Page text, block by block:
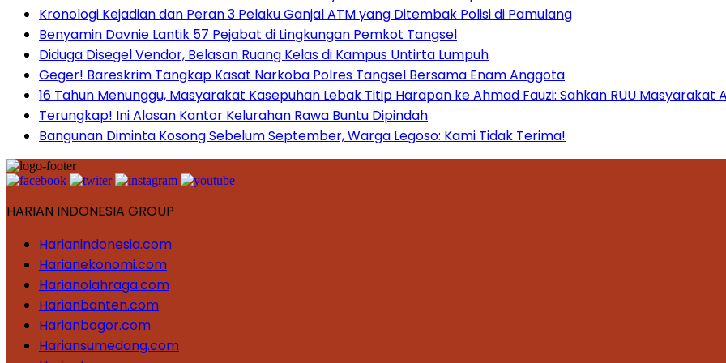
Kronologi Kejadian dan Peran 3 Pelaku Ganjal ATM yang Ditembak Polisi di Pamulang
Benyamin Davnie Lantik 57 Pejabat di Lingkungan Pemkot Tangsel
Diduga Disegel Vendor, Belasan Ruang Kelas di Kampus Untirta Lumpuh
Geger! Bareskrim Tangkap Kasat Narkoba Polres Tangsel Bersama Enam Anggota
16 Tahun Menunggu, Masyarakat Kasepuhan Lebak Titip Harapan ke Ahmad Fauzi: Sahkan RUU Masyarakat
Terungkap! Ini Alasan Kantor Kelurahan Rawa Buntu Dipindah
Bangunan Diminta Kosong Sebelum September, Warga Legoso: Kami Tidak Terima!
HARIAN INDONESIA GROUP
Harianindonesia.com
Harianekonomi.com
Harianolahraga.com
Harianbanten.com
Harianbogor.com
Hariansumedang.com